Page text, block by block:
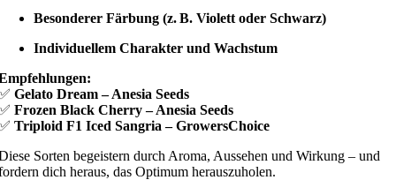
Besonderer Färbung (z. B. Violett oder Schwarz)
Individuellem Charakter und Wachstum
Gelato Dream – Anesia Seeds
Frozen Black Cherry – Anesia Seeds
Triploid F1 Iced Sangria – GrowersChoice
Sorten begeistern durch Aroma, Aussehen und Wirkung – und
dich heraus, das Optimum herauszuholen.